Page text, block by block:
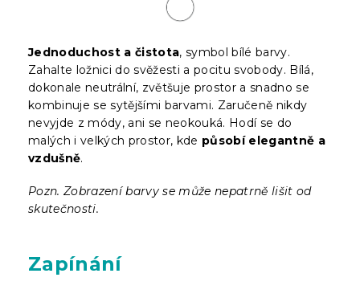
Jednoduchost a čistota, symbol bílé barvy.
Zahalte ložnici do svěžesti a pocitu svobody. Bílá,
dokonale neutrální, zvětšuje prostor a snadno se
kombinuje se sytějšími barvami. Zaručeně nikdy
nevyjde z módy, ani se neokouká. Hodí se do
malých i velkých prostor, kde působí elegantně a
vzdušně.
Pozn. Zobrazení barvy se může nepatrně lišit od
skutečnosti.
Zapínání